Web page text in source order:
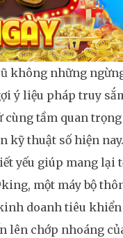
không những
ý liệu pháp truy
cùng tầm quan trọng
kỹ thuật số hiện nay.
yếu giúp mang lại
một máy bộ
doanh tiêu khiển
lên chớp nhoáng